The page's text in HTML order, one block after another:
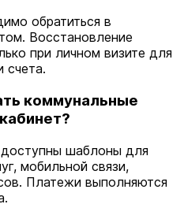
обратиться в
Восстановление
при личном визите для
счета.
коммунальные
шаблоны для
мобильной связи,
Платежи выполняются